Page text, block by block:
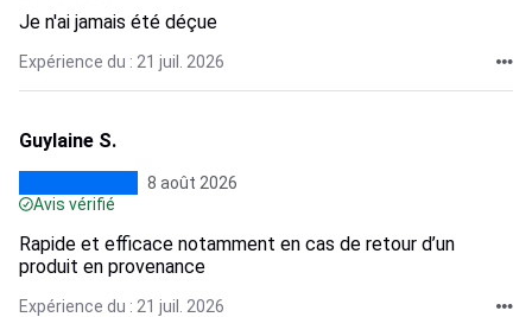
Je n'ai jamais été déçue
Expérience du : 21 juil. 2026
Guylaine S.
8 août 2026
Avis vérifié
Rapide et efficace notamment en cas de retour d’un
produit en provenance
Expérience du : 21 juil. 2026